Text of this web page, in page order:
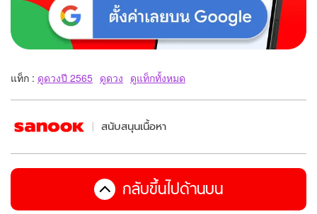
แท็ก : ดูดวงปี 2565 ดูดวง ดูแท็กทั้งหมด
สนับสนุนเนื้อหา
กลับขึ้นไปด้านบน